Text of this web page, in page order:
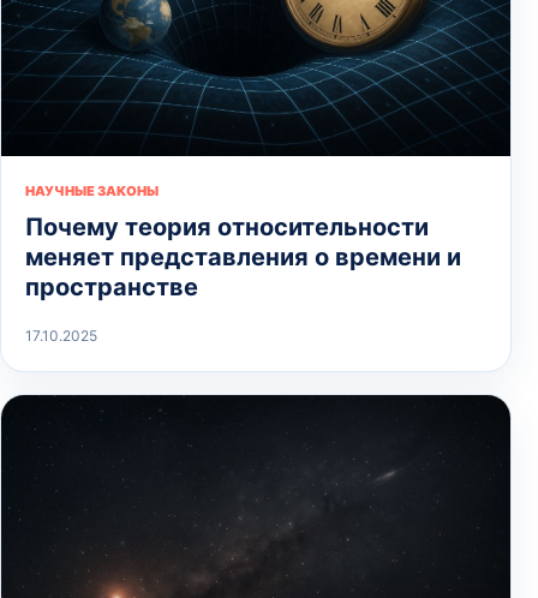
НАУЧНЫЕ ЗАКОНЫ
Почему теория относительности
меняет представления о времени и
пространстве
17.10.2025